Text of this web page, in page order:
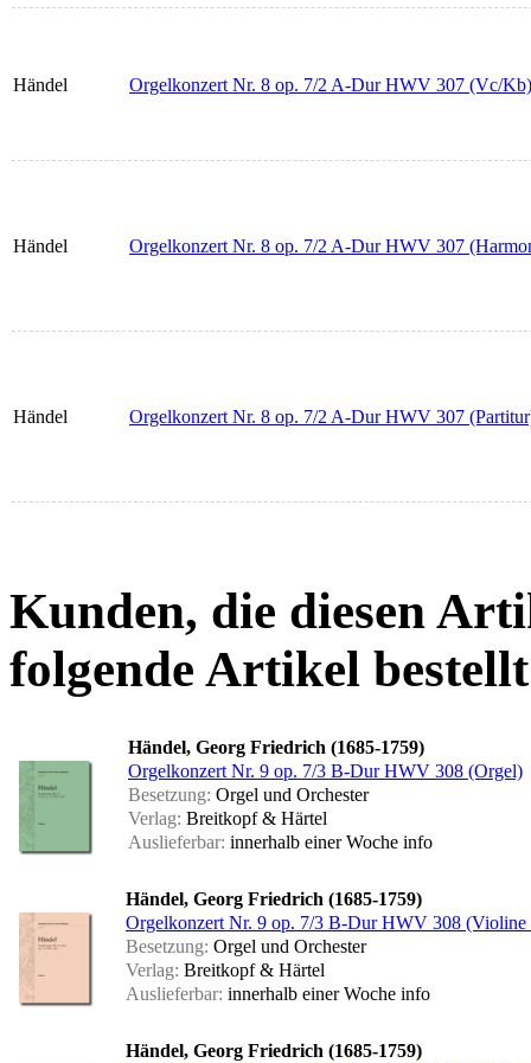
Händel Orgelkonzert Nr. 8 op. 7/2 A-Dur HWV 307 (Vc/Kb)
Händel Orgelkonzert Nr. 8 op. 7/2 A-Dur HWV 307
Händel Orgelkonzert Nr. 8 op. 7/2 A-Dur HWV 307
Kunden, die diesen
folgende Artikel
Händel, Georg Friedrich (1685-1759)
Orgelkonzert Nr. 9 op. 7/3 B-Dur HWV 308 (Orgel)
Besetzung: Orgel und Orchester
Verlag: Breitkopf & Härtel
Auslieferbar: innerhalb einer Woche info
Händel, Georg Friedrich (1685-1759)
Orgelkonzert Nr. 9 op. 7/3 B-Dur HWV 308 (Violine
Besetzung: Orgel und Orchester
Verlag: Breitkopf & Härtel
Auslieferbar: innerhalb einer Woche info
Händel, Georg Friedrich (1685-1759)